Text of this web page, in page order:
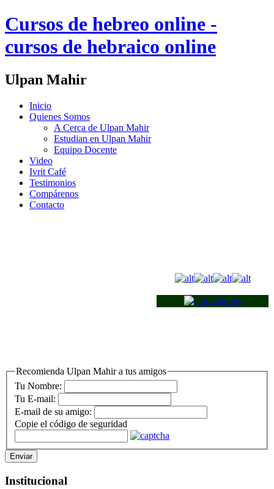
Cursos de hebreo online -
cursos de hebraico online
Ulpan Mahir
Inicio
Quienes Somos
A Cerca de Ulpan Mahir
Estudian en Ulpan Mahir
Equipo Docente
Video
Ivrit Café
Testimonios
Compárenos
Contacto
Recomienda Ulpan Mahir a tus amigos
Tu Nombre:
Tu E-mail:
E-mail de su amigo:
Copie el código de seguridad
Enviar
Institucional